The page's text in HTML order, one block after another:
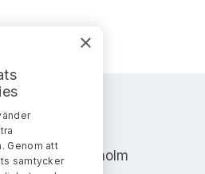
103 90 Stockholm
×
Genom att
samtycker